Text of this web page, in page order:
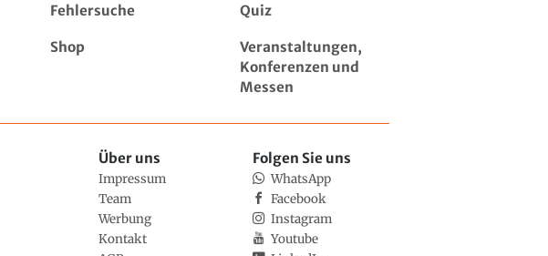
Fehlersuche Quiz
Shop
Veranstaltungen,
Konferenzen und
Messen
Über uns
Impressum
Team
Werbung
Kontakt
Folgen Sie uns
WhatsApp
Facebook
Instagram
Youtube